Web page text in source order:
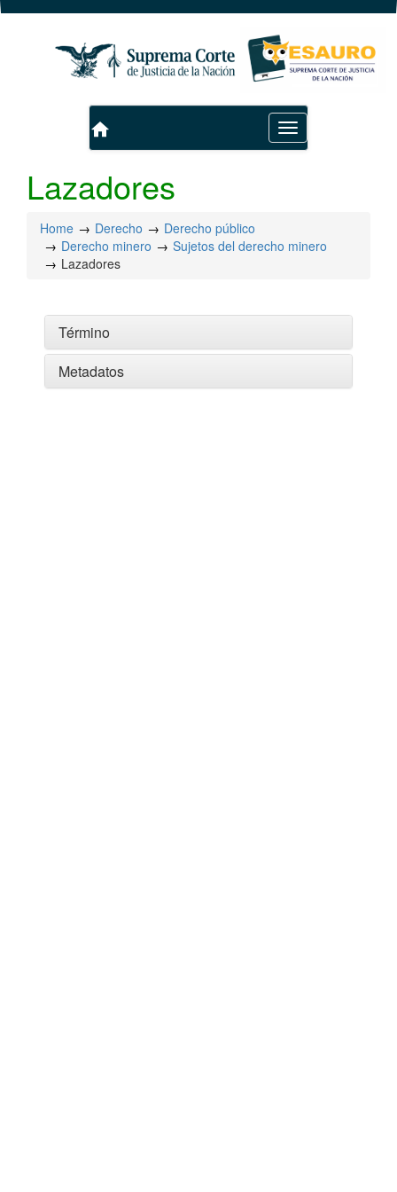
Toggle
navigation
home
Lazadores
Home Derecho
Derecho público
Derecho minero
Sujetos del derecho minero
Lazadores
Término
Metadatos